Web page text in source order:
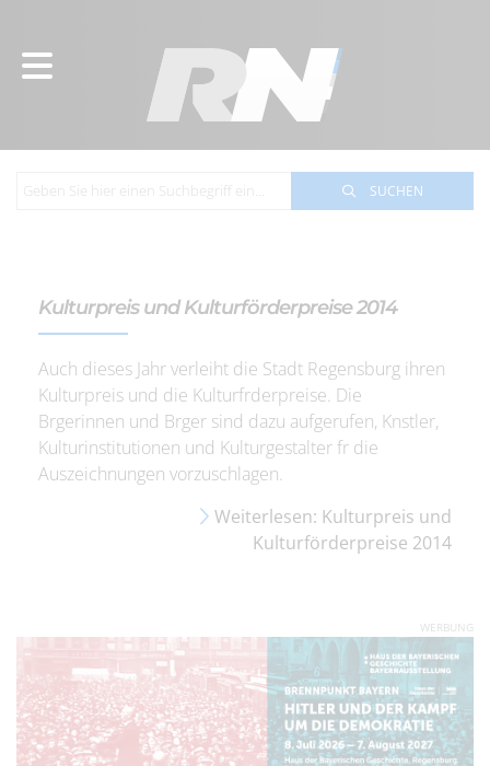
SUCHEN
Kulturpreis und Kulturförderpreise 2014
Auch dieses Jahr verleiht die Stadt Regensburg ihren
Kulturpreis und die Kulturfrderpreise. Die
Brgerinnen und Brger sind dazu aufgerufen, Knstler,
Kulturinstitutionen und Kulturgestalter fr die
Auszeichnungen vorzuschlagen.
Weiterlesen: Kulturpreis und
Kulturförderpreise 2014
WERBUNG